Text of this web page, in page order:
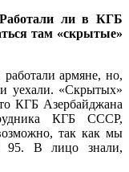
ли в КГБ
там «скрытые»
армяне, но,
уехали. «Скрытых»
КГБ Азербайджана
КГБ СССР,
так как мы
95. В лицо знали,